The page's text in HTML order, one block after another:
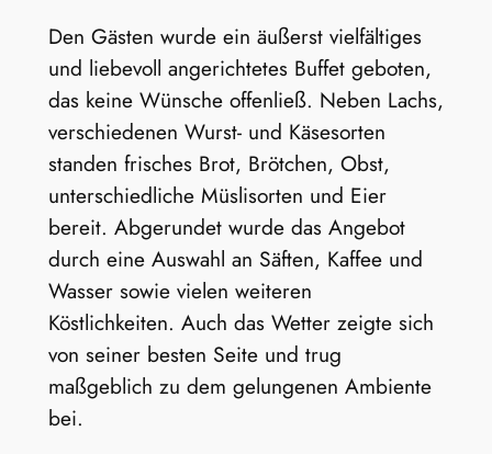
Den Gästen wurde ein äußerst vielfältiges
und liebevoll angerichtetes Buffet geboten,
das keine Wünsche offenließ. Neben Lachs,
verschiedenen Wurst- und Käsesorten
standen frisches Brot, Brötchen, Obst,
unterschiedliche Müslisorten und Eier
bereit. Abgerundet wurde das Angebot
durch eine Auswahl an Säften, Kaffee und
Wasser sowie vielen weiteren
Köstlichkeiten. Auch das Wetter zeigte sich
von seiner besten Seite und trug
maßgeblich zu dem gelungenen Ambiente
bei.